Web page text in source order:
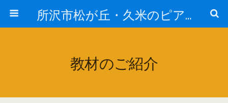
所沢市松が丘・久米のピアノ教室なら -かなでピアノ教室-
教材のご紹介